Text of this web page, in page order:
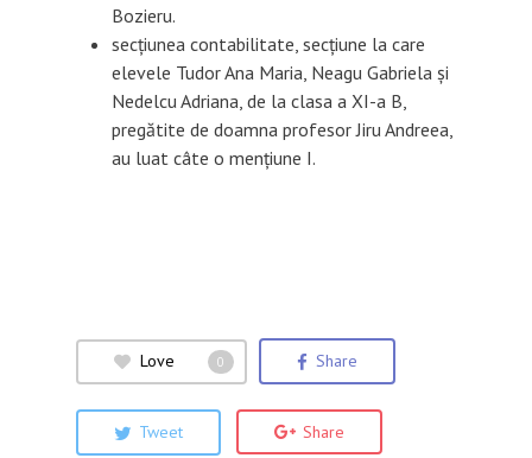
Bozieru.
secțiunea contabilitate, secțiune la care
elevele Tudor Ana Maria, Neagu Gabriela și
Nedelcu Adriana, de la clasa a XI-a B,
pregătite de doamna profesor Jiru Andreea,
au luat câte o mențiune I.
Love 0 Share
Tweet Share